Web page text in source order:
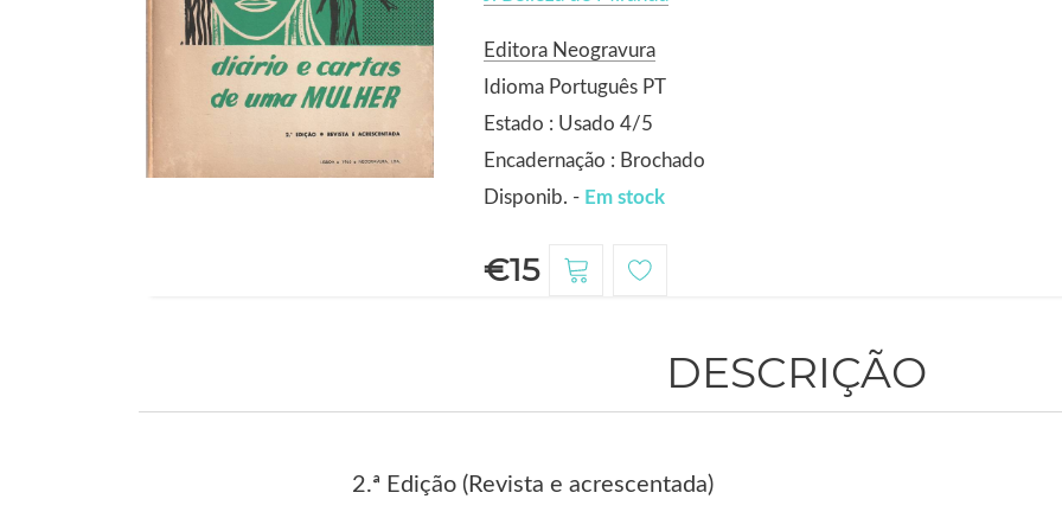
Editora Neogravura
Idioma Português PT
Estado : Usado 4/5
Encadernação : Brochado
Disponib. - Em stock
€15
DESCRIÇÃO
2.ª Edição (Revista e acrescentada)